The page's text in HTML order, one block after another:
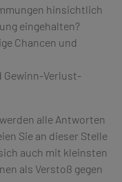
hinsichtlich
eingehalten?
Chancen und
Gewinn-Verlust-
alle Antworten
Sie an dieser Stelle
auch mit kleinsten
als Verstoß gegen